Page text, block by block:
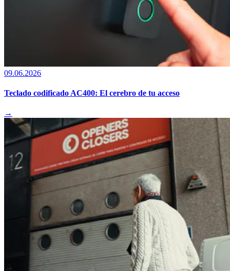
09.06.2026
Teclado codificado AC400: El cerebro de tu acceso
→